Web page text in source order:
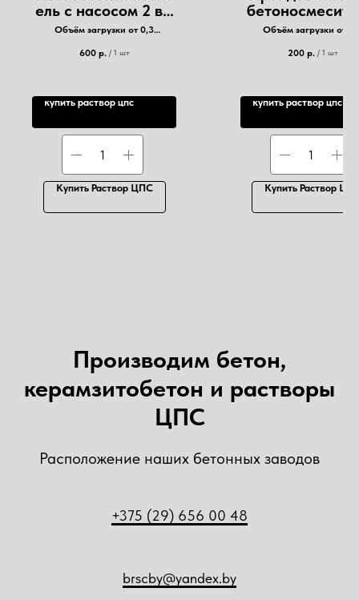
ель с насосом 2 в 1
( гибрид ) Аренда,
Объём загрузки от 0,3
600 р. / 1 шт
купить раствор цпс
Купить Раствор ЦПС
Миксер,
Объём загрузки от
200 р. / 1 шт
купить раствор цпс
Купить Раствор
Производим бетон,
керамзитобетон и растворы
ЦПС
Расположение наших бетонных заводов
+375 (29) 656 00 48
brscby@yandex.by